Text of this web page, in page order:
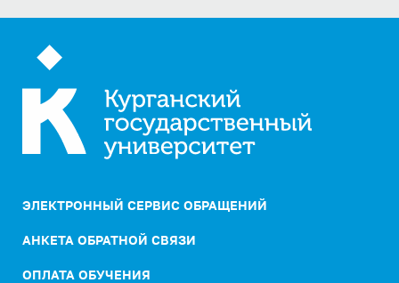
ЭЛЕКТРОННЫЙ СЕРВИС ОБРАЩЕНИЙ
АНКЕТА ОБРАТНОЙ СВЯЗИ
ОПЛАТА ОБУЧЕНИЯ